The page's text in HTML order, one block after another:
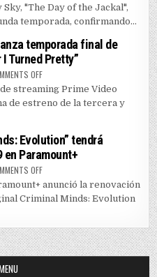
"The Day of the Jackal",
temporada, confirmando...
temporada final de
I Turned Pretty”
OFFON PRIME VIDEO LANZA
streaming Prime Video
de estreno de la tercera y
Evolution” tendrá
en Paramount+
OFFON “CRIMINAL MINDS:
anunció la renovación
Criminal Minds: Evolution